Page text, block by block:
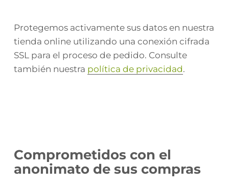
Protegemos activamente sus datos en nuestra
tienda online utilizando una conexión cifrada
SSL para el proceso de pedido. Consulte
también nuestra política de privacidad.
Comprometidos con el
anonimato de sus compras